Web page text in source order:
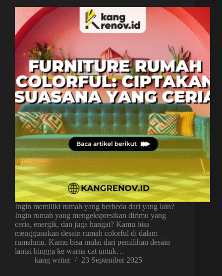
Ingin memiliki rumah yang berbeda dari yang lain?
Ingin rumah yang mengekspresikan dirimu yang
ceria, energik, dan juga hangat? Kamu bisa
menggunakan desain rumah colorful di dalam
rumahmu. Kamu bisa mulai dari pemilihan desain
lantai hingga ke warna cat untuk…
kang writer
23 September 2025